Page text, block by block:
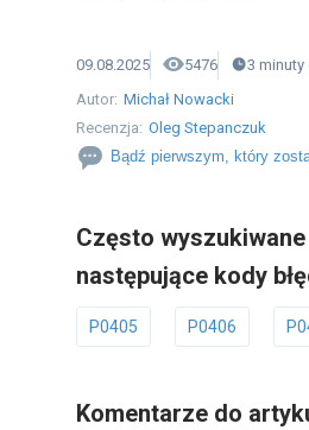
09.08.2025 5476 3 minuty
Autor: Michał Nowacki
Recenzja: Oleg Stepanczuk
Bądź pierwszym, który
Często
następujące kody
P0405 P0406
Komentarze do